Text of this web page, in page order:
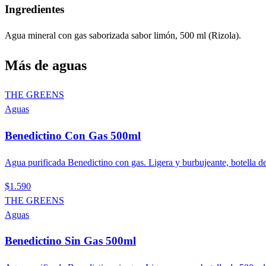
Ingredientes
Agua mineral con gas saborizada sabor limón, 500 ml (Rizola).
Más de aguas
THE GREENS
Aguas
Benedictino Con Gas 500ml
Agua purificada Benedictino con gas. Ligera y burbujeante, botella
$1.590
THE GREENS
Aguas
Benedictino Sin Gas 500ml